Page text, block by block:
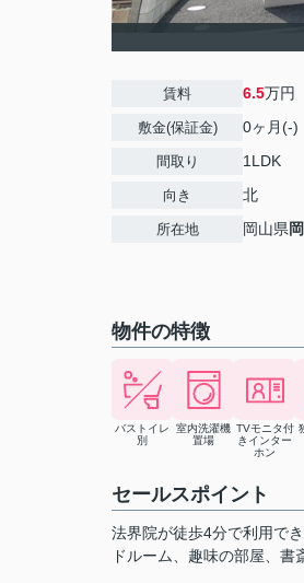
賃料 6.5万円
敷金(保証金) 0ヶ月(-)
間取り 1LDK
向き 北
所在地 岡山県
物件の特徴
バストイレ
別
室内洗濯機
置場
TVモニタ付
きインター
ホン
セールスポイント
法界院が徒歩4分で利用で
ドルーム、趣味の部屋、書